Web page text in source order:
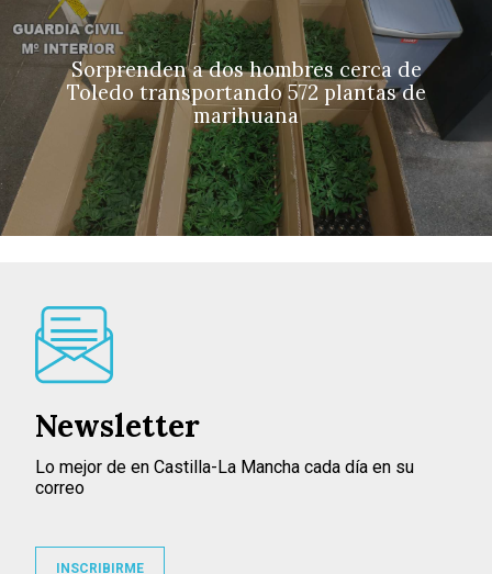
Sorprenden a dos hombres cerca de
Toledo transportando 572 plantas de
marihuana
Newsletter
Lo mejor de en Castilla-La Mancha cada día en su
correo
INSCRIBIRME